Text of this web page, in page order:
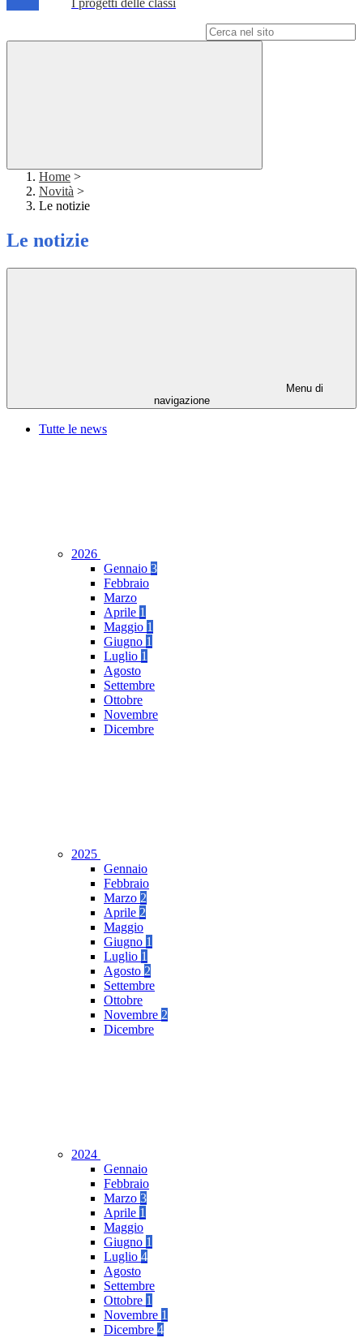
I progetti delle classi
Home >
Novità >
Le notizie
Le notizie
Menu di
navigazione
Tutte le news
2026
Gennaio 3
Febbraio
Marzo
Aprile 1
Maggio 1
Giugno 1
Luglio 1
Agosto
Settembre
Ottobre
Novembre
Dicembre
2025
Gennaio
Febbraio
Marzo 2
Aprile 2
Maggio
Giugno 1
Luglio 1
Agosto 2
Settembre
Ottobre
Novembre 2
Dicembre
2024
Gennaio
Febbraio
Marzo 3
Aprile 1
Maggio
Giugno 1
Luglio 4
Agosto
Settembre
Ottobre 1
Novembre 1
Dicembre 4